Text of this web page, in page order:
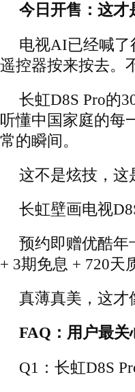
今日开售：这
电视AI已经喊了
遥控器按来按去。
长虹D8S Pro的
听懂中国家庭的每
常的瞬间。
这不是炫技，这
长虹壁画电视
预约即赠优酷年
+ 3期免息 + 720天
真薄真美，这才
FAQ：用户最关
Q1：长虹D8S